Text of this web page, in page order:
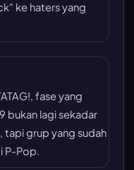
ke haters yang
fase yang
bukan lagi sekadar
grup yang sudah
P-Pop.